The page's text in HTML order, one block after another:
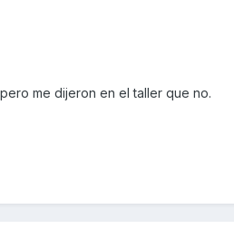
me dijeron en el taller que no.